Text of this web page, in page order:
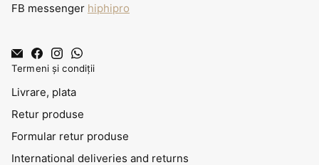
FB messenger hiphipro
Termeni și condiții
Livrare, plata
Retur produse
Formular retur produse
International deliveries and returns